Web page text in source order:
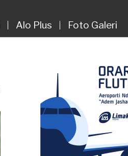
Alo Plus Foto Galeri